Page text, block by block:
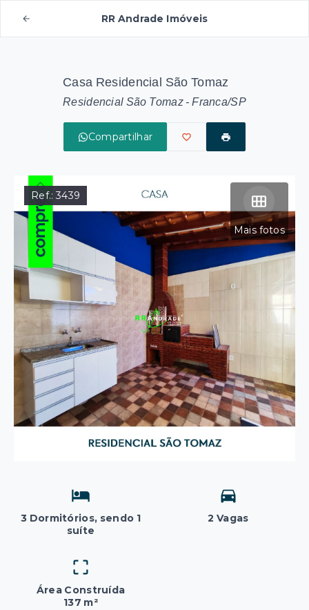
RR Andrade Imóveis
Casa Residencial São Tomaz
Residencial São Tomaz - Franca/SP
Compartilhar
Mais fotos
Ref.:3439
3 Dormitórios, sendo 1
suíte
2 Vagas
Área Construída
137 m²